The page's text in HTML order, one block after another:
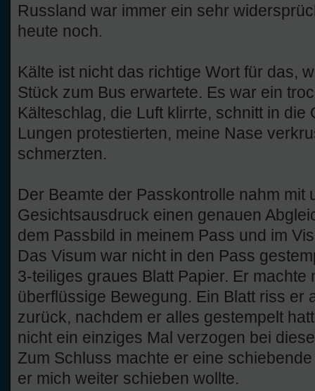
Russland war immer ein sehr
heute noch.
Kälte ist nicht das richtige Wort für das,
Stück zum Bus erwartete. Es war ein
Kälteschlag, die Luft klirrte, schnitt in die
Lungen protestierten, meine Nase
schmerzten.
Der Beamte der Passkontrolle nahm mit
Gesichtsausdruck einen genauen
dem Passbild in meinem Pass und im
Das Visum war nicht in den Pass
3-teiliges graues Blatt Papier. Er machte
überflüssige Bewegung. Ein Blatt riss er
zurück, nachdem er alles gestempelt
nicht ein einziges Mal verzogen bei
Zum Schluss machte er eine
er mich weiter schieben wollte.